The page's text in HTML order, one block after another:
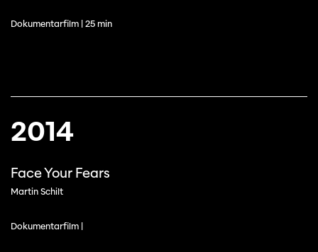
Dokumentarfilm | 25 min
2014
Face Your Fears
Martin Schilt
Dokumentarfilm |